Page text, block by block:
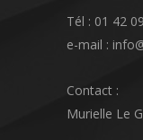
Tél : 01 42
e-mail :
Contact :
Murielle Le